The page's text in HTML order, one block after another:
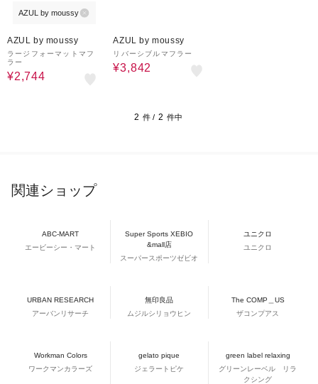
AZUL by moussy
AZUL by moussy
ラージフォーマットマフ
ラー
¥2,744
AZUL by moussy
リバーシブルマフラー
¥3,842
2 件 / 2 件中
関連ショップ
ABC-MART
エービーシー・マート
Super Sports XEBIO
&mall店
スーパースポーツゼビオ
ユニクロ
ユニクロ
URBAN RESEARCH
アーバンリサーチ
無印良品
ムジルシリョウヒン
The COMP＿US
ザコンプアス
Workman Colors
ワークマンカラーズ
gelato pique
ジェラートピケ
green label relaxing
グリーンレーベル リラ
クシング